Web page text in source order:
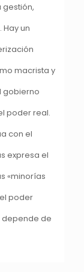
un
macrista y
gobierno
poder real.
con el
expresa el
«minorías
poder
depende de